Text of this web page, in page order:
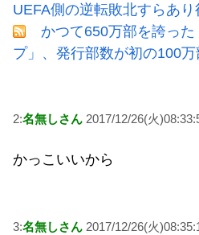
UEFA側の逆転敗北すらあ
かつて650万部を誇っ
プ」、発行部数が初の100
2:名無しさん 2017/12/26(火
かっこいいから
3:名無しさん 2017/12/26(火